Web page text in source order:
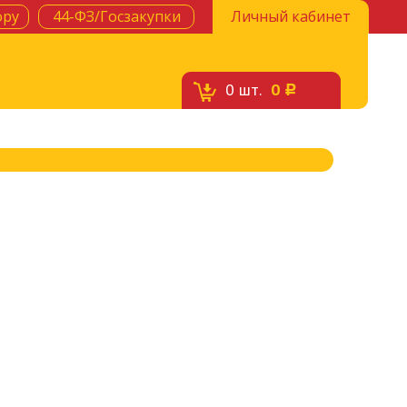
Личный кабинет
44-ФЗ/Госзакупки
0 шт. 0 c